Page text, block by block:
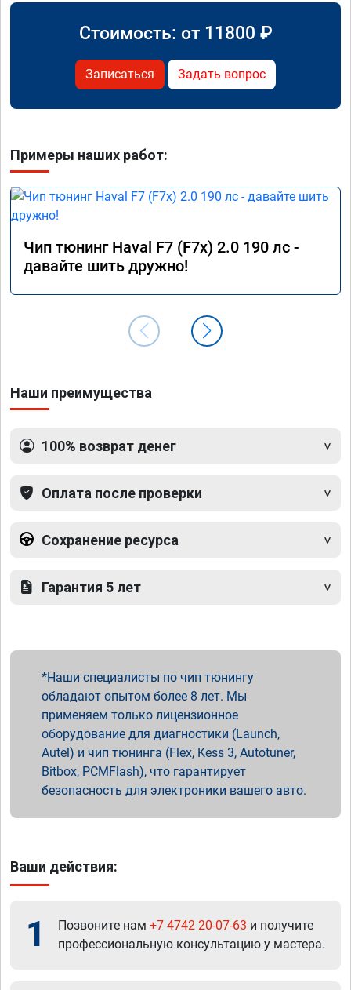
Стоимость: от 11800 ₽
Записаться Задать вопрос
Примеры наших работ:
Чип тюнинг Haval F7 (F7x) 2.0 190 лс -
давайте шить дружно!
Наши преимущества
100% возврат денег
Оплата после проверки
Сохранение ресурса
Гарантия 5 лет
Наши специалисты по чип тюнингу
обладают опытом более 8 лет. Мы
применяем только лицензионное
оборудование для диагностики (Launch,
Autel) и чип тюнинга (Flex, Kess 3, Autotuner,
Bitbox, PCMFlash), что гарантирует
безопасность для электроники вашего авто.
Ваши действия:
1 Позвоните нам +7 4742 20-07-63 и получите
профессиональную консультацию у мастера.